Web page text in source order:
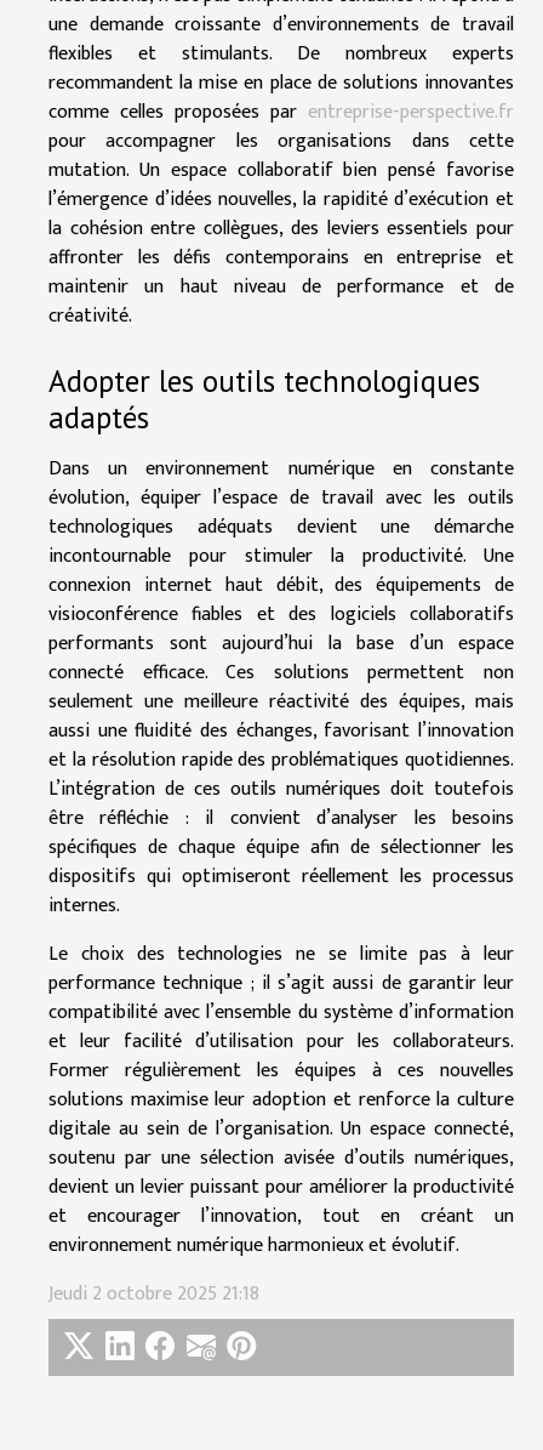
une demande croissante d’environnements de travail
flexibles et stimulants. De nombreux experts
recommandent la mise en place de solutions innovantes
comme celles proposées par entreprise-perspective.fr
pour accompagner les organisations dans cette
mutation. Un espace collaboratif bien pensé favorise
l’émergence d’idées nouvelles, la rapidité d’exécution et
la cohésion entre collègues, des leviers essentiels pour
affronter les défis contemporains en entreprise et
maintenir un haut niveau de performance et de
créativité.
Adopter les outils technologiques
adaptés
Dans un environnement numérique en constante
évolution, équiper l’espace de travail avec les outils
technologiques adéquats devient une démarche
incontournable pour stimuler la productivité. Une
connexion internet haut débit, des équipements de
visioconférence fiables et des logiciels collaboratifs
performants sont aujourd’hui la base d’un espace
connecté efficace. Ces solutions permettent non
seulement une meilleure réactivité des équipes, mais
aussi une fluidité des échanges, favorisant l’innovation
et la résolution rapide des problématiques quotidiennes.
L’intégration de ces outils numériques doit toutefois
être réfléchie : il convient d’analyser les besoins
spécifiques de chaque équipe afin de sélectionner les
dispositifs qui optimiseront réellement les processus
internes.
Le choix des technologies ne se limite pas à leur
performance technique ; il s’agit aussi de garantir leur
compatibilité avec l’ensemble du système d’information
et leur facilité d’utilisation pour les collaborateurs.
Former régulièrement les équipes à ces nouvelles
solutions maximise leur adoption et renforce la culture
digitale au sein de l’organisation. Un espace connecté,
soutenu par une sélection avisée d’outils numériques,
devient un levier puissant pour améliorer la productivité
et encourager l’innovation, tout en créant un
environnement numérique harmonieux et évolutif.
Jeudi 2 octobre 2025 21:18